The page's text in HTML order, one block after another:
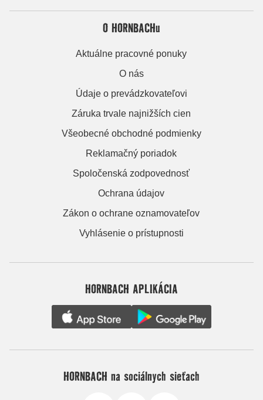
O HORNBACHu
Aktuálne pracovné ponuky
O nás
Údaje o prevádzkovateľovi
Záruka trvale najnižších cien
Všeobecné obchodné podmienky
Reklamačný poriadok
Spoločenská zodpovednosť
Ochrana údajov
Zákon o ochrane oznamovateľov
Vyhlásenie o prístupnosti
HORNBACH APLIKÁCIA
HORNBACH na sociálnych sieťach